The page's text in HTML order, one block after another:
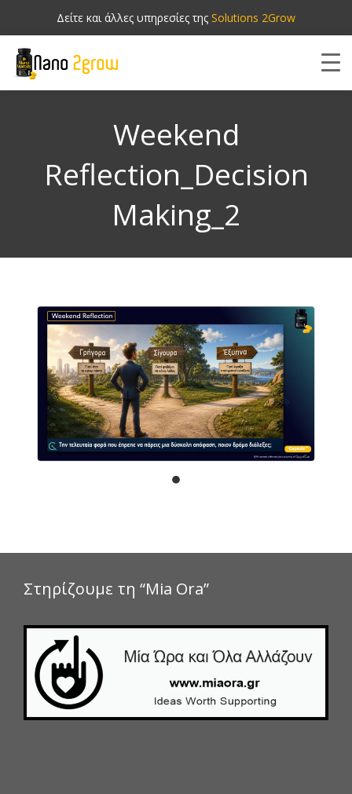
Δείτε και άλλες υπηρεσίες της Solutions 2Grow
Weekend
Reflection_Decision
Making_2
Στηρίζουμε τη “Mia Ora”